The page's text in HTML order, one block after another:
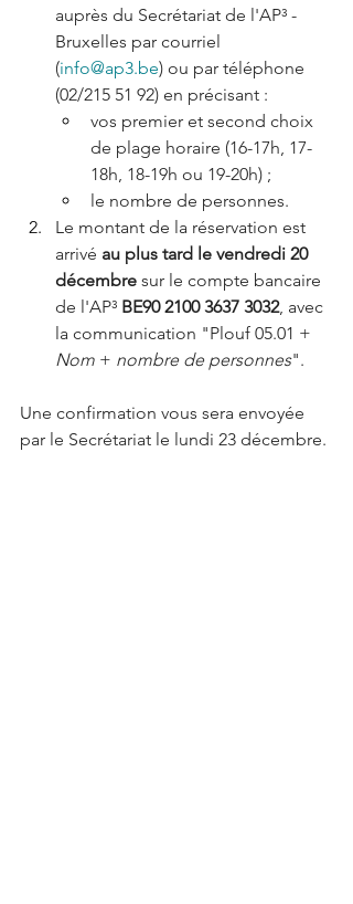
auprès du Secrétariat de l'AP³ -
Bruxelles par courriel
(info@ap3.be) ou par téléphone
(02/215 51 92) en précisant :
vos premier et second choix
de plage horaire (16-17h, 17-
18h, 18-19h ou 19-20h) ;
le nombre de personnes.
Le montant de la réservation est
arrivé au plus tard le vendredi 20
décembre sur le compte bancaire
de l'AP³ BE90 2100 3637 3032, avec
la communication "Plouf 05.01 +
Nom + nombre de personnes".
Une confirmation vous sera envoyée
par le Secrétariat le lundi 23 décembre.